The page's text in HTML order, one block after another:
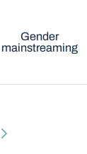
Gender
mainstreaming